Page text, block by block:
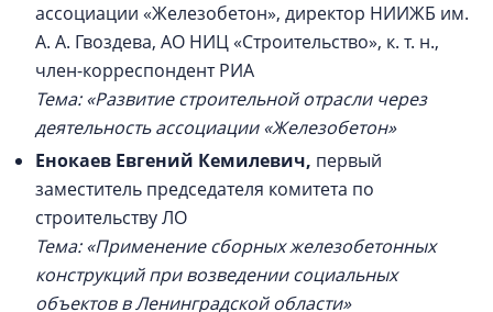
ассоциации «Железобетон», директор НИИЖБ им.
А. А. Гвоздева, АО НИЦ «Строительство», к. т. н.,
член-корреспондент РИА
Тема: «Развитие строительной отрасли через
деятельность ассоциации «Железобетон»
Енокаев Евгений Кемилевич, первый
заместитель председателя комитета по
строительству ЛО
Тема: «Применение сборных железобетонных
конструкций при возведении социальных
объектов в Ленинградской области»